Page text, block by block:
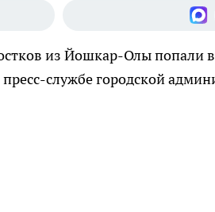
из Йошкар-Олы попали
службе городской